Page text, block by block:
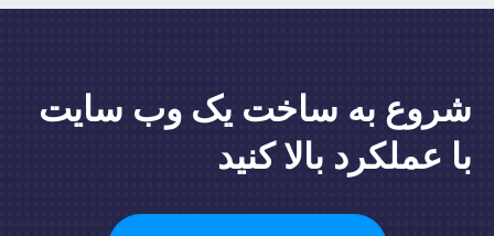
شروع به ساخت یک وب سایت
با عملکرد بالا کنید